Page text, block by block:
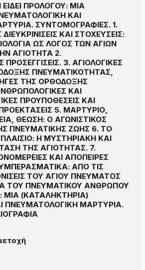
ΕΙΔΕΙ ΠΡΟΛΟΓΟΥ: ΜΙΑ
ΚΑΙ
ΣΥΝΤΟΜΟΓΡΑΦΙΕΣ. 1.
ΚΑΙ ΣΤΟΧΕΥΣΕΙΣ:
ΩΣ ΛΟΓΟΣ ΤΩΝ ΑΓΙΩΝ
ΑΓΙΟΤΗΤΑ 2.
3. ΑΓΙΟΛΟΓΙΚΕΣ
ΠΝΕΥΜΑΤΙΚΟΤΗΤΑΣ,
ΤΗΣ ΟΡΘΟΔΟΞΗΣ
ΚΑΙ
ΠΡΟΥΠΟΘΕΣΕΙΣ ΚΑΙ
5. ΜΑΡΤΥΡΙΟ,
ΘΕΩΣΗ: Ο ΑΓΩΝΙΣΤΙΚΟΣ
ΠΝΕΥΜΑΤΙΚΗΣ ΖΩΗΣ 6. ΤΟ
Η ΜΥΣΤΗΡΙΑΚΗ ΚΑΙ
ΤΗΣ ΑΓΙΟΤΗΤΑΣ. 7.
ΚΑΙ ΑΠΟΠΕΙΡΕΣ
ΑΠΟ ΤΙΣ
ΤΟΥ ΑΓΙΟΥ ΠΝΕΥΜΑΤΟΣ
ΤΟΥ ΠΝΕΥΜΑΤΙΚΟΥ ΑΝΘΡΩΠΟΥ
ΜΙΑ (ΚΑΤΑΛΗΚΤΗΡΙΑ)
ΠΝΕΥΜΑΤΟΛΟΓΙΚΗ ΜΑΡΤΥΡΙΑ.